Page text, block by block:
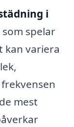
i
spelar
kan variera
mest